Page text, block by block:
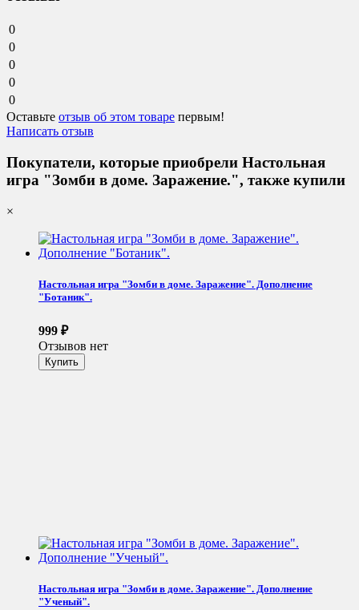
0
0
0
0
0
Оставьте отзыв об этом товаре первым!
Написать отзыв
Покупатели, которые приобрели Настольная
игра "Зомби в доме. Заражение.", также купили
×
Настольная игра "Зомби в доме. Заражение". Дополнение
"Ботаник".
999 ₽
Отзывов нет
Настольная игра "Зомби в доме. Заражение". Дополнение
"Ученый".